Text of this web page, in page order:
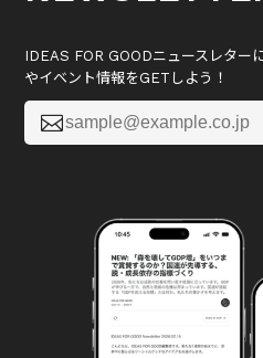
IDEAS FOR GOODニュースレター
やイベント情報をGETしよう！
